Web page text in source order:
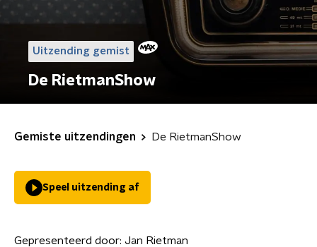
Uitzending gemist
De RietmanShow
Gemiste uitzendingen De RietmanShow
Speel uitzending af
Gepresenteerd door: Jan Rietman